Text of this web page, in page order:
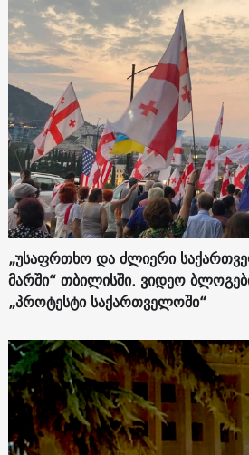
„უსაფრთხო და ძლიერი
მარში“ თბილისში. ვიდეო
„პროტესტი საქართველოში“